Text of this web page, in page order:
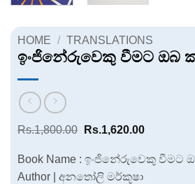
HOME / TRANSLATIONS
ඉංජිනේරුවෙකු වීමට ඔබ
Rs.1,800.00 Original
was:
Rs.1,800.00.
Rs.1,620.00Current
Book Name : ඉංජිනේරුවෙකු වීමට
Author | අනතෝලි මර්කූෂා